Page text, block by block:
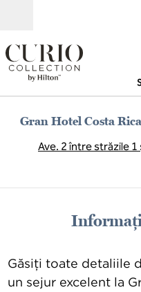
Gran Hotel Costa
Ave. 2 între străzile 1
Găsiți toate detaliile
un sejur excelent la